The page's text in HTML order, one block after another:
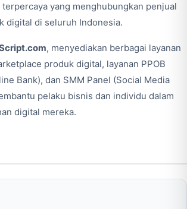
yang menghubungkan penjual
digital di seluruh Indonesia.
, menyediakan berbagai layanan
produk digital, layanan PPOB
Bank), dan SMM Panel (Social Media
pelaku bisnis dan individu dalam
digital mereka.